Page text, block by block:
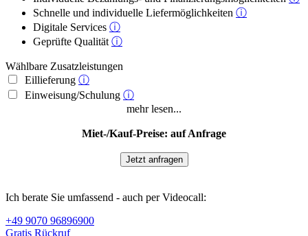
Schnelle und individuelle Liefermöglichkeiten ⓘ
Digitale Services ⓘ
Geprüfte Qualität ⓘ
Wählbare Zusatzleistungen
Eillieferung ⓘ
Einweisung/Schulung ⓘ
mehr lesen...
Miet-/Kauf-Preise: auf Anfrage
Jetzt anfragen
Ich berate Sie umfassend - auch per Videocall:
+49 9070 96896900
Gratis Rückruf